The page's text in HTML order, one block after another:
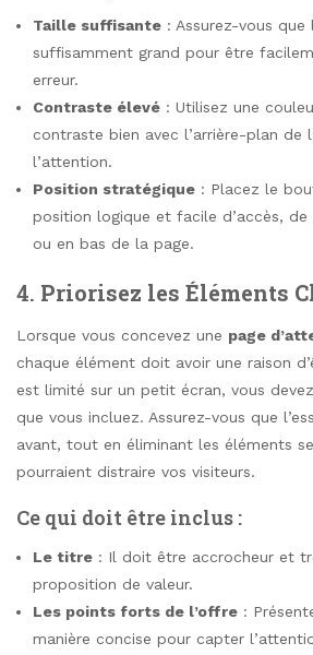
Taille suffisante : Assurez-vous
suffisamment grand pour être
erreur.
Contraste élevé : Utilisez une
contraste bien avec l’arrière-plan de
l’attention.
Position stratégique : Placez le
position logique et facile d’accès,
ou en bas de la page.
4. Priorisez les Éléments
Lorsque vous concevez une page
chaque élément doit avoir une raison
est limité sur un petit écran, vous
que vous incluez. Assurez-vous que
avant, tout en éliminant les éléments
pourraient distraire vos visiteurs.
Ce qui doit être inclus :
Le titre : Il doit être accrocheur et
proposition de valeur.
Les points forts de l’offre :
manière concise pour capter